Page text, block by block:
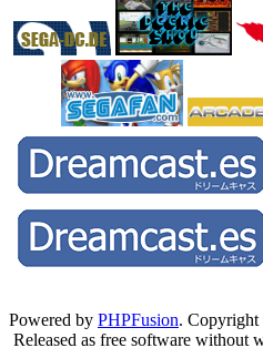
Powered by PHPFusion.
Released as free software without